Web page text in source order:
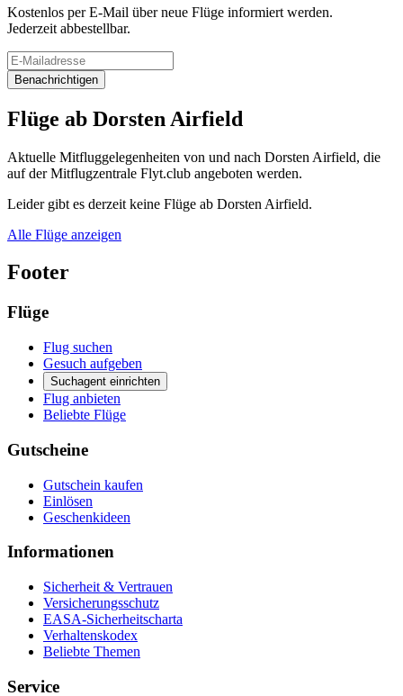
Kostenlos per E-Mail über neue Flüge informiert werden.
Jederzeit abbestellbar.
Benachrichtigen
Flüge ab Dorsten Airfield
Aktuelle Mitfluggelegenheiten von und nach Dorsten Airfield, die
auf der Mitflugzentrale Flyt.club angeboten werden.
Leider gibt es derzeit keine Flüge ab Dorsten Airfield.
Alle Flüge anzeigen
Footer
Flüge
Flug suchen
Gesuch aufgeben
Suchagent einrichten
Flug anbieten
Beliebte Flüge
Gutscheine
Gutschein kaufen
Einlösen
Geschenkideen
Informationen
Sicherheit & Vertrauen
Versicherungsschutz
EASA-Sicherheitscharta
Verhaltenskodex
Beliebte Themen
Service